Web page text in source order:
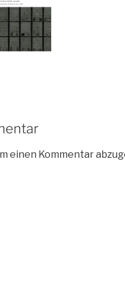
einen Kommentar